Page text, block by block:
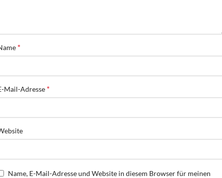
*
Mail-Adresse *
Name, E-Mail-Adresse und Website in diesem Browser für meinen